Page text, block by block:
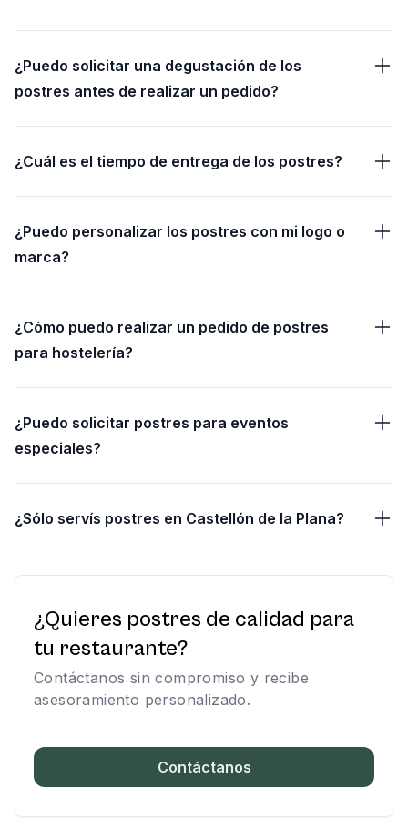
¿Puedo solicitar una degustación de los
postres antes de realizar un pedido?
¿Cuál es el tiempo de entrega de los postres?
¿Puedo personalizar los postres con mi logo o
marca?
¿Cómo puedo realizar un pedido de postres
para hostelería?
¿Puedo solicitar postres para eventos
especiales?
¿Sólo servís postres en Castellón de la Plana?
¿Quieres postres de calidad para
tu restaurante?
Contáctanos sin compromiso y recibe
asesoramiento personalizado.
Contáctanos